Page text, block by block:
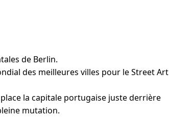
de Berlin.
des meilleures villes pour le Street Art
la capitale portugaise juste derrière
mutation.